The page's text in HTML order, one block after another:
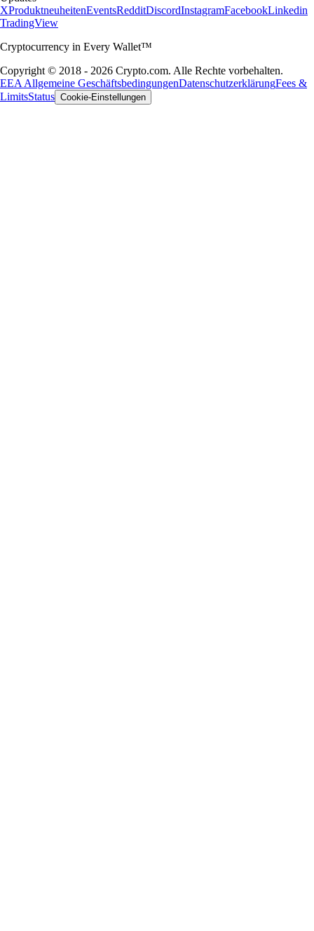
XProduktneuheitenEventsRedditDiscordInstagramFacebookLinkedin
TradingView
Cryptocurrency in Every Wallet™
Copyright © 2018 - 2026 Crypto.com. Alle Rechte vorbehalten.
EEA Allgemeine GeschäftsbedingungenDatenschutzerklärungFees &
LimitsStatus Cookie-Einstellungen